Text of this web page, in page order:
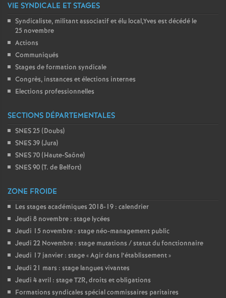
VIE SYNDICALE ET STAGES
Syndicaliste, militant associatif et élu local,Yves est décédé le
25 novembre
Actions
Communiqués
Stages de formation syndicale
Congrès, instances et élections internes
Elections professionnelles
SECTIONS DÉPARTEMENTALES
SNES 25 (Doubs)
SNES 39 (Jura)
SNES 70 (Haute-Saône)
SNES 90 (T. de Belfort)
ZONE FROIDE
Les stages académiques 2018-19 : calendrier
Jeudi 8 novembre : stage lycées
Jeudi 15 novembre : stage néo-management public
Jeudi 22 Novembre : stage mutations / statut du fonctionnaire
Jeudi 17 janvier : stage «Agir dans l’établissement»
Jeudi 21 mars : stage langues vivantes
Jeudi 4 avril : stage TZR, droits et obligations
Formations syndicales spécial commissaires paritaires